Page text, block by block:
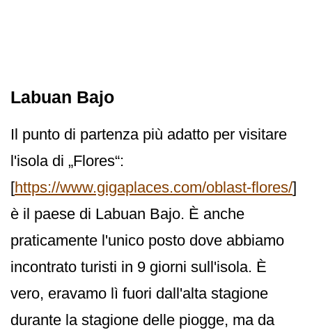
Labuan Bajo
Il punto di partenza più adatto per visitare
l'isola di „Flores“:
[https://www.gigaplaces.com/oblast-flores/]
è il paese di Labuan Bajo. È anche
praticamente l'unico posto dove abbiamo
incontrato turisti in 9 giorni sull'isola. È
vero, eravamo lì fuori dall'alta stagione
durante la stagione delle piogge, ma da